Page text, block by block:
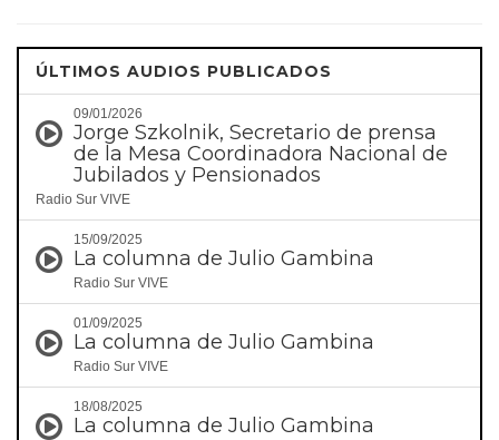
ÚLTIMOS AUDIOS PUBLICADOS
09/01/2026
Jorge Szkolnik, Secretario de prensa
de la Mesa Coordinadora Nacional de
Jubilados y Pensionados
Radio Sur VIVE
15/09/2025
La columna de Julio Gambina
Radio Sur VIVE
01/09/2025
La columna de Julio Gambina
Radio Sur VIVE
18/08/2025
La columna de Julio Gambina